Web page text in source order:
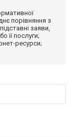
порівняння з
заяви,
її послуги;
ресурси;